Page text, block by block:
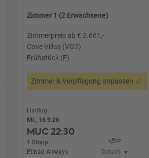
Zimmer 1 (2 Erwachsene)
Zimmerpreis ab € 2.661,-
Cove Villas (VG2)
Frühstück (F)
Zimmer & Verpflegung anpassen
Hinflug
Mi., 16.9.26
MUC 22:30
1 Stopp
Etihad Airways
Details